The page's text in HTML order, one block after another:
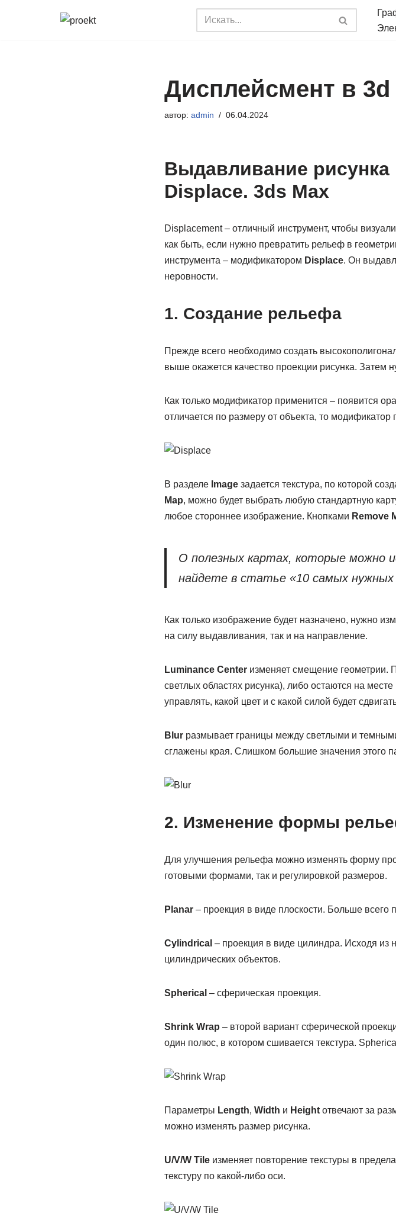
Дисплейсмент в 3d
автор: admin 06.04.2024
Выдавливание
Displace. 3ds Max
Displacement – отличный инструмент, чтобы
как быть, если нужно превратить рельеф в
инструмента – модификатором Displace. Он
неровности.
1. Создание рельефа
Прежде всего необходимо создать
выше окажется качество проекции рисунка. Затем
Как только модификатор применится – появится
отличается по размеру от объекта, то модификатор
В разделе Imageзадается текстура, по которой
Map, можно будет выбрать любую стандартную
любое стороннее изображение. Кнопками Remove
О полезных картах, которые можно
найдете в статье «10 самых
Как только изображение будет назначено, нужно
на силу выдавливания, так и на направление.
Luminance Centerизменяет смещение геометрии.
светлых областях рисунка), либо остаются на
управлять, какой цвет и с какой силой будет
Blurразмывает границы между светлыми и
сглажены края. Слишком большие значения этого
2. Изменение формы
Для улучшения рельефа можно изменять форму
готовыми формами, так и регулировкой размеров.
Planar– проекция в виде плоскости. Больше всего
Cylindrical – проекция в виде цилиндра. Исходя из
цилиндрических объектов.
Spherical – сферическая проекция.
Shrink Wrap – второй вариант сферической
один полюс, в котором сшивается текстура.
Параметры Length, Width и Heightотвечают за
можно изменять размер рисунка.
U/V/W Tileизменяет повторение текстуры в
текстуру по какой-либо оси.